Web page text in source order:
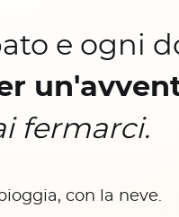
e ogni
fermarci.
con la neve.